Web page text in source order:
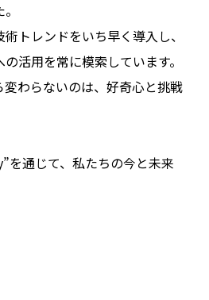
トレンドをいち早く導入し、
活用を常に模索しています。
わらないのは、好奇心と挑戦
を通じて、私たちの今と未来